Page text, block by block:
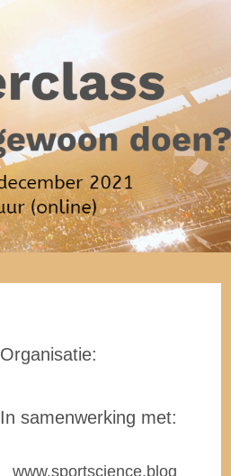
Organisatie:
In samenwerking met:
www.sportscience.blog